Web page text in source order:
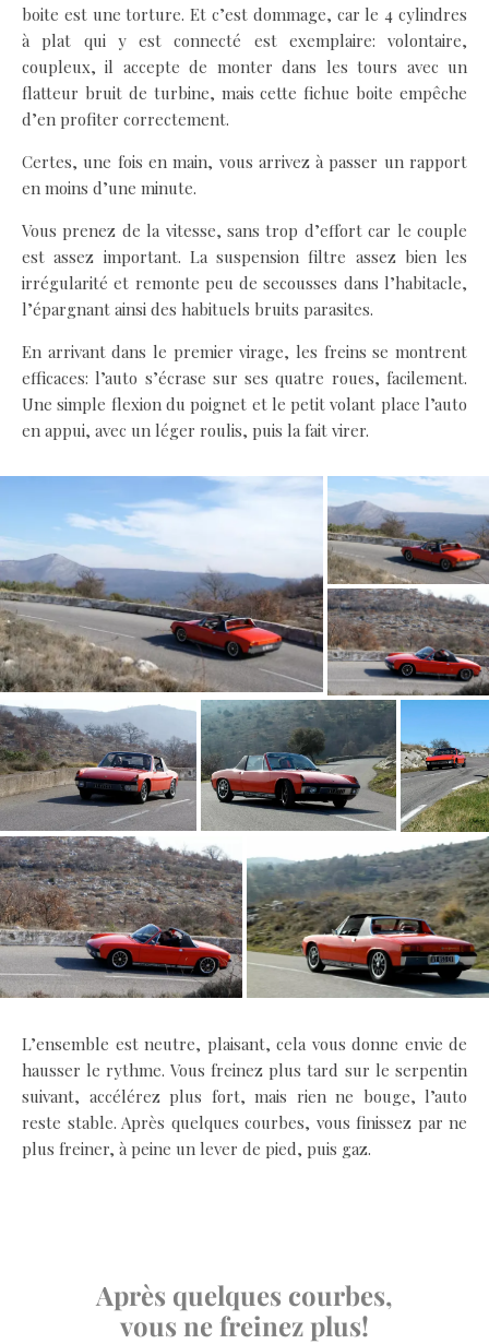
boite est une torture. Et c’est dommage, car le 4 cylindres
à plat qui y est connecté est exemplaire: volontaire,
coupleux, il accepte de monter dans les tours avec un
flatteur bruit de turbine, mais cette fichue boite empêche
d’en profiter correctement.
Certes, une fois en main, vous arrivez à passer un rapport
en moins d’une minute.
Vous prenez de la vitesse, sans trop d’effort car le couple
est assez important. La suspension filtre assez bien les
irrégularité et remonte peu de secousses dans l’habitacle,
l’épargnant ainsi des habituels bruits parasites.
En arrivant dans le premier virage, les freins se montrent
efficaces: l’auto s’écrase sur ses quatre roues, facilement.
Une simple flexion du poignet et le petit volant place l’auto
en appui, avec un léger roulis, puis la fait virer.
L’ensemble est neutre, plaisant, cela vous donne envie de
hausser le rythme. Vous freinez plus tard sur le serpentin
suivant, accélérez plus fort, mais rien ne bouge, l’auto
reste stable. Après quelques courbes, vous finissez par ne
plus freiner, à peine un lever de pied, puis gaz.
Après quelques courbes,
vous ne freinez plus!